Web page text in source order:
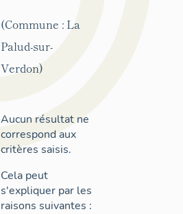
(Commune : La
Palud-sur-
Verdon)
Aucun résultat ne
correspond aux
critères saisis.
Cela peut
s'expliquer par les
raisons suivantes :